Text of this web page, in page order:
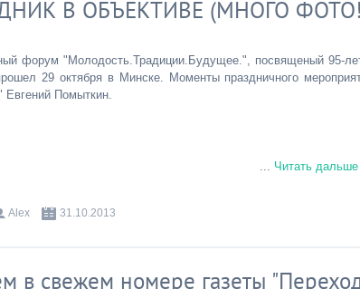
В ОБЪЕКТИВЕ (МНОГО
форум "Молодость.Традиции.Будущее.", посвященый 95-
29 октября в Минске. Моменты праздничного
Евгений Помыткин.
... Читать дальше
Alex 31.10.2013
в свежем номере газеты